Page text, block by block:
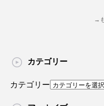
→
カテゴリー
カテゴリー